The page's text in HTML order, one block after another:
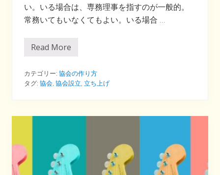
い。いる場合は、専務理事を指すのが一般的。
常務いてもいなくてもよい。いる場合 …
「
長
」
「
」
、
何
が
Read More
カテゴリー: 協会の作り方
タグ: 協会, 協会設立, 立ち上げ